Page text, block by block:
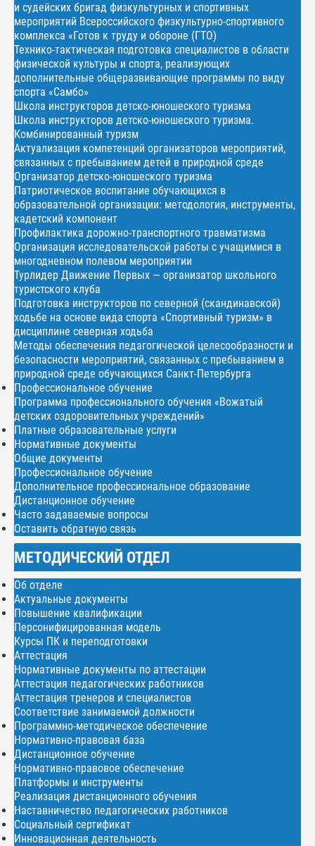
и судейских бригад физкультурных и спортивных
мероприятий Всероссийского физкультурно-спортивного
комплекса «Готов к труду и обороне (ГТО)
Технико-тактическая подготовка специалистов в области
физической культуры и спорта, реализующих
дополнительные общеразвивающие программы по виду
спорта «Самбо»
Школа инструкторов детско-юношеского туризма
Школа инструкторов детско-юношеского туризма.
Комбинированный туризм
Актуализация компетенций организаторов мероприятий,
связанных с пребыванием детей в природной среде
Организатор детско-юношеского туризма
Патриотическое воспитание обучающихся в
образовательной организации: методология, инструменты,
кадетский компонент
Профилактика дорожно-транспортного травматизма
Организация исследовательской работы с учащимися в
многодневном полевом мероприятии
Турлидер Движение Первых — организатор школьного
туристского клуба
Подготовка инструкторов по северной (скандинавской)
ходьбе на основе вида спорта «Спортивный туризм» в
дисциплине северная ходьба
Методы обеспечения педагогической целесообразности и
безопасности мероприятий, связанных с пребыванием в
природной среде обучающихся Санкт-Петербурга
Профессиональное обучение
Программа профессионального обучения «Вожатый
детских оздоровительных учреждений»
Платные образовательные услуги
Нормативные документы
Общие документы
Профессиональное обучение
Дополнительное профессиональное образование
Дистанционное обучение
Часто задаваемые вопросы
Оставить обратную связь
МЕТОДИЧЕСКИЙ ОТДЕЛ
Об отделе
Актуальные документы
Повышение квалификации
Персонифицированная модель
Курсы ПК и переподготовки
Аттестация
Нормативные документы по аттестации
Аттестация педагогических работников
Аттестация тренеров и специалистов
Соответствие занимаемой должности
Программно-методическое обеспечение
Нормативно-правовая база
Дистанционное обучение
Нормативно-правовое обеспечение
Платформы и инструменты
Реализация дистанционного обучения
Наставничество педагогических работников
Социальный сертификат
Инновационная деятельность